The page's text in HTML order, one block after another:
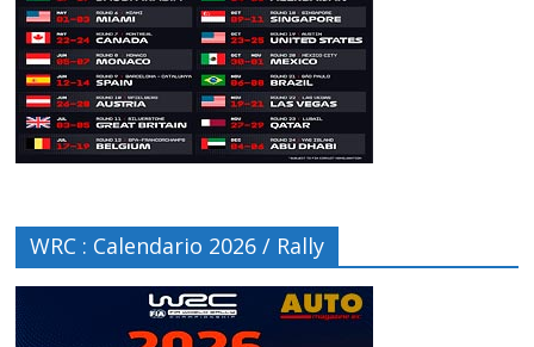
WRC : Calendario 2026 / Rally